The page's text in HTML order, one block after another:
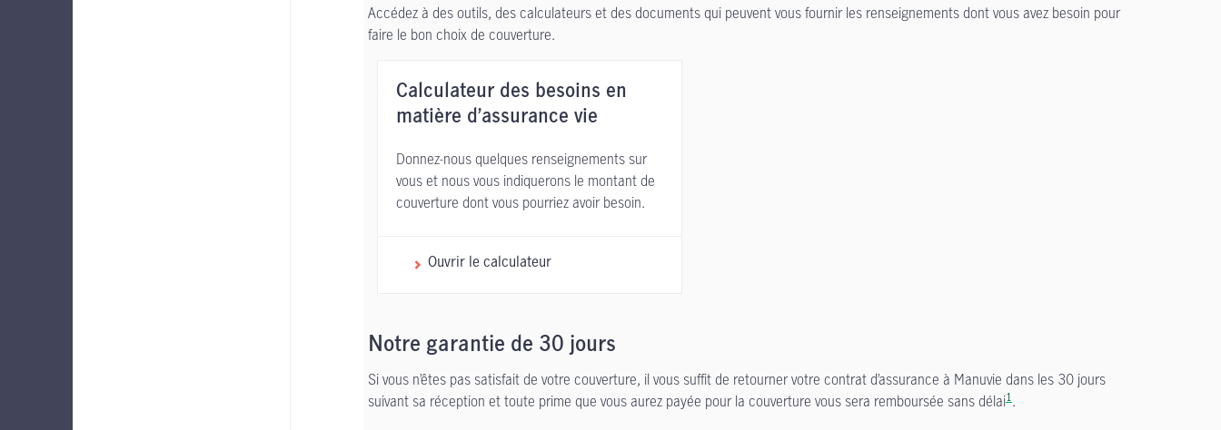
Accédez à des outils, des calculateurs et des documents qui peuvent vous fournir les renseignements dont vous avez besoin pour
faire le bon choix de couverture.
Calculateur des besoins en
matière d’assurance vie
Donnez-nous quelques renseignements sur
vous et nous vous indiquerons le montant de
couverture dont vous pourriez avoir besoin.
Ouvrir le calculateur
Notre garantie de 30 jours
Si vous n’êtes pas satisfait de votre couverture, il vous suffit de retourner votre contrat d’assurance à Manuvie dans les 30 jours
suivant sa réception et toute prime que vous aurez payée pour la couverture vous sera remboursée sans délai1.